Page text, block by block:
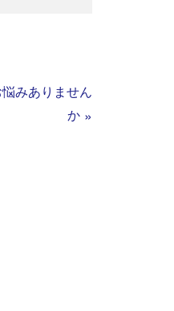
みありません
か »